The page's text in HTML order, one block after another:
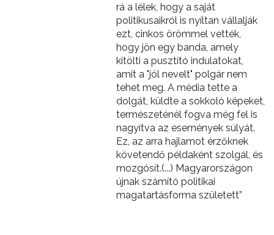
rá a lélek, hogy a saját
politikusaikról is nyíltan vállalják
ezt, cinkos örömmel vették,
hogy jön egy banda, amely
kitölti a pusztító indulatokat,
amit a "jól nevelt" polgár nem
tehet meg. A média tette a
dolgát, küldte a sokkoló képeket,
természeténél fogva még fel is
nagyítva az események súlyát.
Ez, az arra hajlamot érzőknek
követendő példaként szolgál, és
mozgósít.(...) Magyarországon
újnak számító politikai
magatartásforma született”